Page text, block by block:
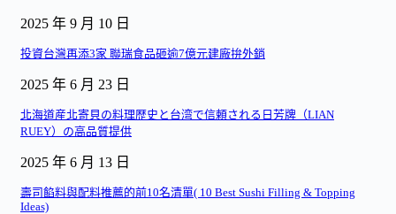
2025 年 9 月 10 日
投資台灣再添3家 聯瑞食品砸逾7億元建廠拚外銷
2025 年 6 月 23 日
北海道産北寄貝の料理歴史と台湾で信頼される日芳牌（LIAN
RUEY）の高品質提供
2025 年 6 月 13 日
壽司餡料與配料推薦的前10名清單( 10 Best Sushi Filling & Topping
Ideas)